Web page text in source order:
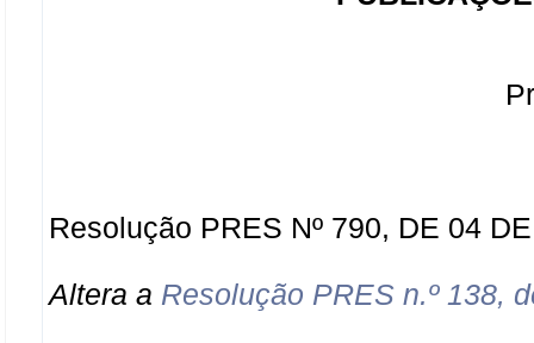
Resolução PRES Nº 790, DE 04
Altera a Resolução PRES n.º 138,